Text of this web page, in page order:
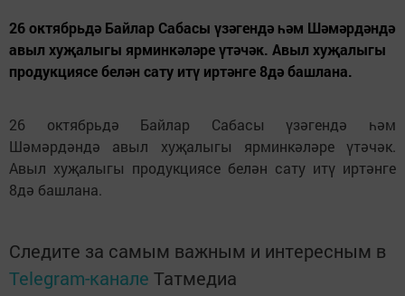
26 октябрьдә Байлар Сабасы үзәгендә һәм Шәмәрдәндә
авыл хуҗалыгы ярминкәләре үтәчәк. Авыл хуҗалыгы
продукциясе белән сату итү иртәнге 8дә башлана.
26 октябрьдә Байлар Сабасы үзәгендә һәм
Шәмәрдәндә авыл хуҗалыгы ярминкәләре үтәчәк.
Авыл хуҗалыгы продукциясе белән сату итү иртәнге
8дә башлана.
Следите за самым важным и интересным в
Telegram-канале Татмедиа